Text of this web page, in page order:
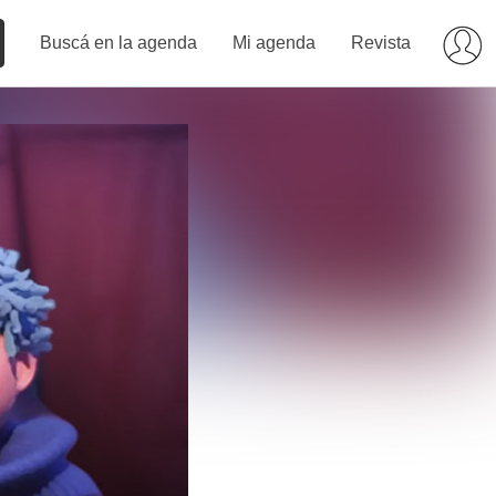
Buscá en la agenda Mi agenda Revista